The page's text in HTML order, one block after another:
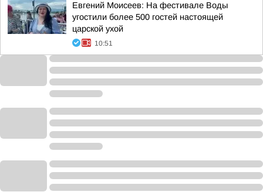
Евгений Моисеев: На фестивале Воды
угостили более 500 гостей настоящей
царской ухой
10:51